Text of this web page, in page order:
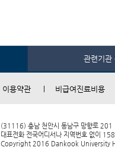
관련기관
이용약관 비급여진료비용
(31116) 충남 천안시 동남구 망향로 201
대표전화 전국어디서나 지역번호 없이
Copyright 2016 Dankook University